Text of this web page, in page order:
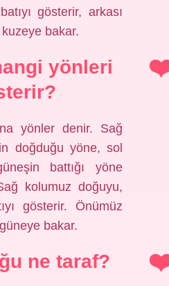
gösterir, arkası
bakar.
yönleri
yönler denir. Sağ
doğduğu yöne, sol
battığı yöne
kolumuz doğuyu,
gösterir. Önümüz
bakar.
ne taraf?